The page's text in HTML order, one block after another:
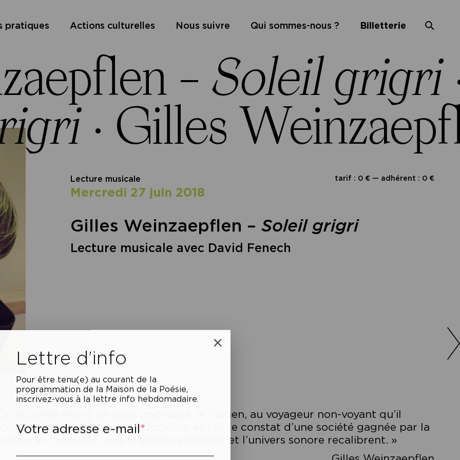
pratiques Actions culturelles Nous suivre Qui sommes-nous ? Billetterie
– Soleil grigri
· Gilles
tarif : 0 € — adhérent : 0 €
Lecture musicale
mercredi 27 juin 2018
Gilles Weinzaepflen – Soleil grigri
Lecture musicale avec David Fenech
le poète décrit un pays mythique, le Yémen, au voyageur non-voyant qu’il
puis revient en Occident et fait le constat d’une société gagnée par la
et l’absurde, que la langue poétique et l’univers sonore recalibrent. »
Lettre d’info
Pour être tenu(e) au courant de la
programmation de la Maison de la Poésie,
inscrivez-vous à la lettre info hebdomadaire.